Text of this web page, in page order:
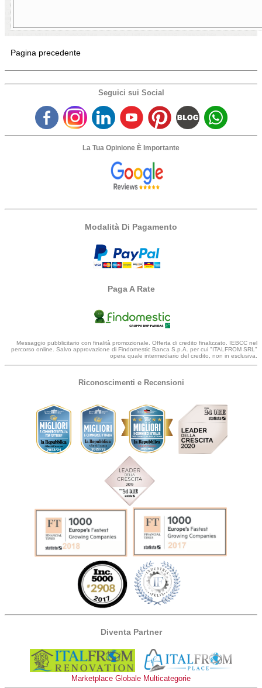
Pagina precedente
Seguici sui Social
La Tua Opinione È Importante
Modalità Di Pagamento
Paga A Rate
Messaggio pubblicitario con finalità promozionale. Offerta di credito finalizzato. IEBCC nel
percorso online. Salvo approvazione di Findomestic Banca S.p.A. per cui "ITALFROM SRL"
opera quale intermediario del credito, non in esclusiva.
Riconoscimenti e Recensioni
Diventa Partner
Marketplace Globale Multicategorie